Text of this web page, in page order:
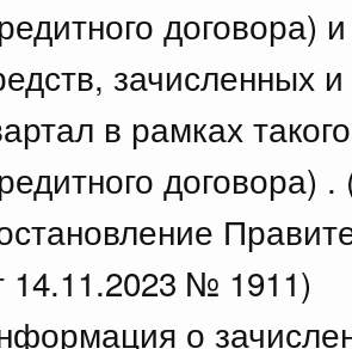
зачисленных
в рамках
договора)
14.11.2023 № 1911)
о